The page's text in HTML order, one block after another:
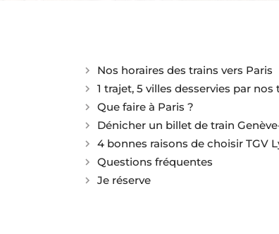
Nos horaires des trains vers Paris
1 trajet, 5 villes desservies par nos
Que faire à Paris ?
Dénicher un billet de train
4 bonnes raisons de choisir TGV
Questions fréquentes
Je réserve